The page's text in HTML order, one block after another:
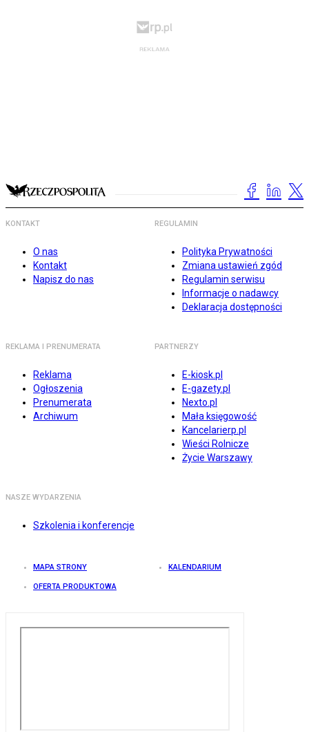
KONTAKT
O nas
Kontakt
Napisz do nas
REGULAMIN
Polityka Prywatności
Zmiana ustawień zgód
Regulamin serwisu
Informacje o nadawcy
Deklaracja dostępności
REKLAMA I PRENUMERATA
Reklama
Ogłoszenia
Prenumerata
Archiwum
PARTNERZY
E-kiosk.pl
E-gazety.pl
Nexto.pl
Mała księgowość
Kancelarierp.pl
Wieści Rolnicze
Życie Warszawy
NASZE WYDARZENIA
Szkolenia i konferencje
MAPA STRONY KALENDARIUM
OFERTA PRODUKTOWA